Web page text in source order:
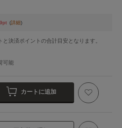
(詳細)
決済ポイントの合計目安となります。
可能
カートに追加